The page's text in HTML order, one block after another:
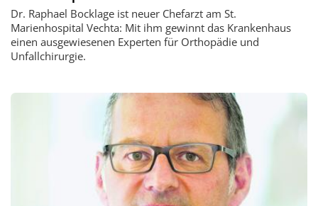
Dr. Raphael Bocklage ist neuer Chefarzt am St.
Marienhospital Vechta: Mit ihm gewinnt das Krankenhaus
einen ausgewiesenen Experten für Orthopädie und
Unfallchirurgie.